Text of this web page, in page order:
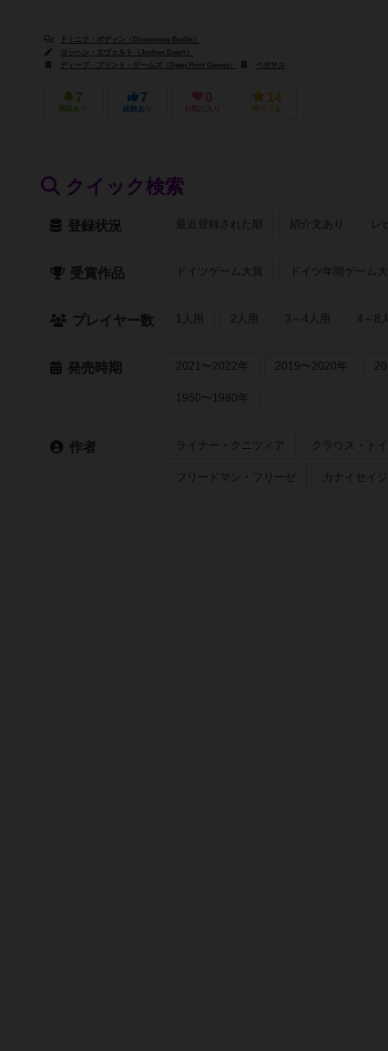
ドミニク・ボディン（Dominique Bodin）
ヨッヘン・エヴェルト（Jochen Ewert）
ディープ・プリント・ゲームズ（Deep Print Games）
ペガサス・シュピーレ（Pegasus Spiele）
7
興味あり
7
経験あり
0
お気に入り
14
持ってる
クイック検索
登録状況 最近登録された順 紹介文あり レ
受賞作品 ドイツゲーム大賞 ドイツ年間ゲーム大
プレイヤー数 1人用 2人用 3～4人用 4～8
発売時期 2021〜2022年 2019〜2020年
1950〜1980年
作者 ライナー・クニツィア クラウス・ト
フリードマン・フリーゼ カナイセイジ